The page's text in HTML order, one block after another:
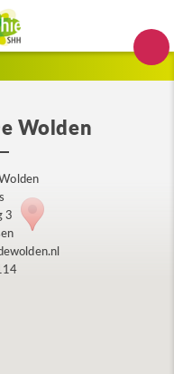
Wolden
3